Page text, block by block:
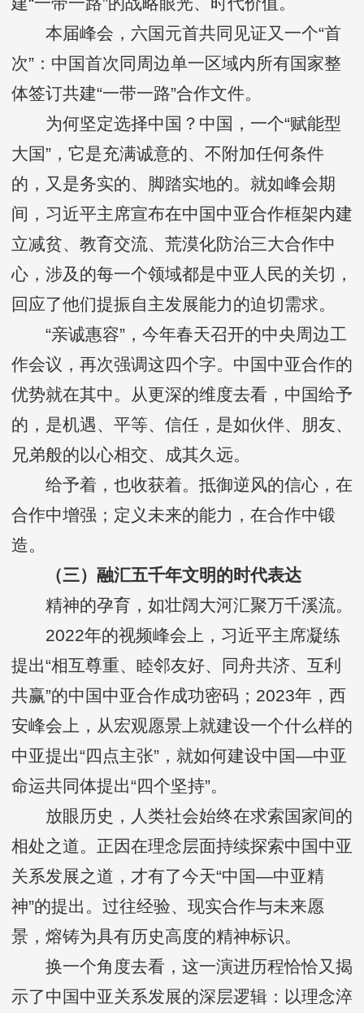
本届峰会，六国元首共同见证又一个“首
次”：中国首次同周边单一区域内所有国家整
体签订共建“一带一路”合作文件。
为何坚定选择中国？中国，一个“赋能型
大国”，它是充满诚意的、不附加任何条件
的，又是务实的、脚踏实地的。就如峰会期
间，习近平主席宣布在中国中亚合作框架内建
立减贫、教育交流、荒漠化防治三大合作中
心，涉及的每一个领域都是中亚人民的关切，
回应了他们提振自主发展能力的迫切需求。
“亲诚惠容”，今年春天召开的中央周边工
作会议，再次强调这四个字。中国中亚合作的
优势就在其中。从更深的维度去看，中国给予
的，是机遇、平等、信任，是如伙伴、朋友、
兄弟般的以心相交、成其久远。
给予着，也收获着。抵御逆风的信心，在
合作中增强；定义未来的能力，在合作中锻
造。
（三）融汇五千年文明的时代表达
精神的孕育，如壮阔大河汇聚万千溪流。
2022年的视频峰会上，习近平主席凝练
提出“相互尊重、睦邻友好、同舟共济、互利
共赢”的中国中亚合作成功密码；2023年，西
安峰会上，从宏观愿景上就建设一个什么样的
中亚提出“四点主张”，就如何建设中国—中亚
命运共同体提出“四个坚持”。
放眼历史，人类社会始终在求索国家间的
相处之道。正因在理念层面持续探索中国中亚
关系发展之道，才有了今天“中国—中亚精
神”的提出。过往经验、现实合作与未来愿
景，熔铸为具有历史高度的精神标识。
换一个角度去看，这一演进历程恰恰又揭
示了中国中亚关系发展的深层逻辑：以理念淬